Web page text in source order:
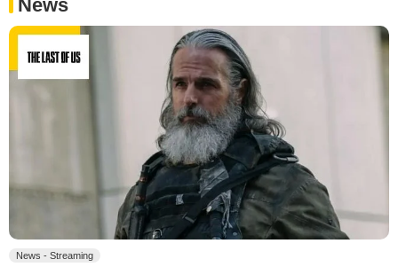
News
News - Streaming